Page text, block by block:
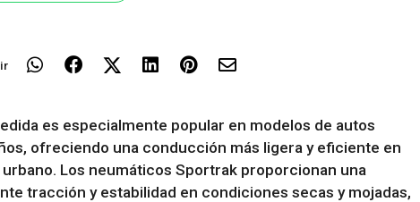
es especialmente popular en modelos de autos
ofreciendo una conducción más ligera y eficiente en
Los neumáticos Sportrak proporcionan una
tracción y estabilidad en condiciones secas y mojadas,